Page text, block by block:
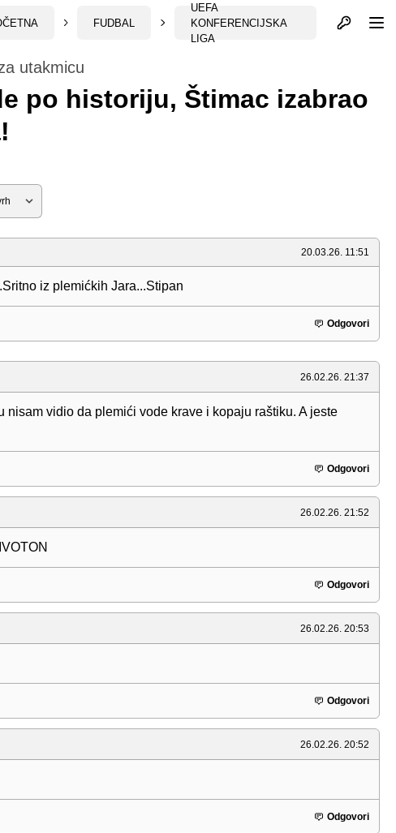
FUDBAL
UEFA
KONFERENCIJSKA
LIGA
Otvori profil
utakmicu
po historiju, Štimac izabrao
20.03.26. 11:51
iz plemićkih Jara...Stipan
Odgovori
26.02.26. 21:37
nisam vidio da plemići vode krave i kopaju raštiku. A jeste
Odgovori
26.02.26. 21:52
Odgovori
26.02.26. 20:53
Odgovori
26.02.26. 20:52
Odgovori